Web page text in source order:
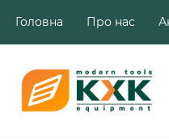
Головна Про нас